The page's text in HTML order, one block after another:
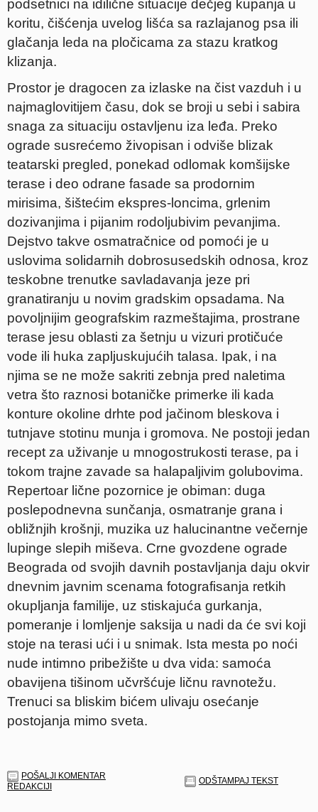
podsetnici na idilične situacije dečjeg kupanja u
koritu, čišćenja uvelog lišća sa razlajanog psa ili
glačanja leda na pločicama za stazu kratkog
klizanja.
Prostor je dragocen za izlaske na čist vazduh i u
najmaglovitijem času, dok se broji u sebi i sabira
snaga za situaciju ostavljenu iza leđa. Preko
ograde susrećemo živopisan i odviše blizak
teatarski pregled, ponekad odlomak komšijske
terase i deo odrane fasade sa prodornim
mirisima, šištećim ekspres-loncima, grlenim
dozivanjima i pijanim rodoljubivim pevanjima.
Dejstvo takve osmatračnice od pomoći je u
uslovima solidarnih dobrosusedskih odnosa, kroz
teskobne trenutke savladavanja jeze pri
granatiranju u novim gradskim opsadama. Na
povoljnijim geografskim razmeštajima, prostrane
terase jesu oblasti za šetnju u vizuri protičuće
vode ili huka zapljuskujućih talasa. Ipak, i na
njima se ne može sakriti zebnja pred naletima
vetra što raznosi botaničke primerke ili kada
konture okoline drhte pod jačinom bleskova i
tutnjave stotinu munja i gromova. Ne postoji jedan
recept za uživanje u mnogostrukosti terase, pa i
tokom trajne zavade sa halapaljivim golubovima.
Repertoar lične pozornice je obiman: duga
poslepodnevna sunčanja, osmatranje grana i
obližnjih krošnji, muzika uz halucinantne večernje
lupinge slepih miševa. Crne gvozdene ograde
Beograda od svojih davnih postavljanja daju okvir
dnevnim javnim scenama fotografisanja retkih
okupljanja familije, uz stiskajuća gurkanja,
pomeranje i lomljenje saksija u nadi da će svi koji
stoje na terasi ući i u snimak. Ista mesta po noći
nude intimno pribežište u dva vida: samoća
obavijena tišinom učvršćuje ličnu ravnotežu.
Trenuci sa bliskim bićem ulivaju osećanje
postojanja mimo sveta.
POŠALJI KOMENTAR
REDAKCIJI
ODŠTAMPAJ TEKST